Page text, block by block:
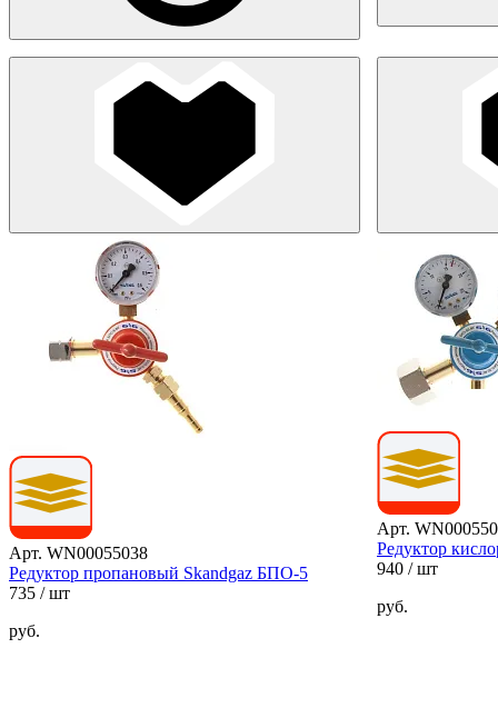
Арт. WN00055038
Редуктор пропановый Skandgaz БПО-5
735 / шт
руб.
Арт.
Редуктор
940 / шт
руб.